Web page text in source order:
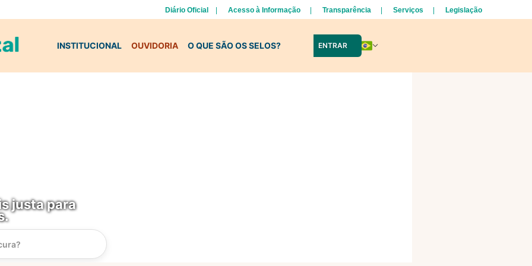
Diário Oficial Acesso à Informação Transparência Serviços Legislação
INSTITUCIONAL OUVIDORIA O QUE SÃO OS SELOS? ENTRAR
justa para